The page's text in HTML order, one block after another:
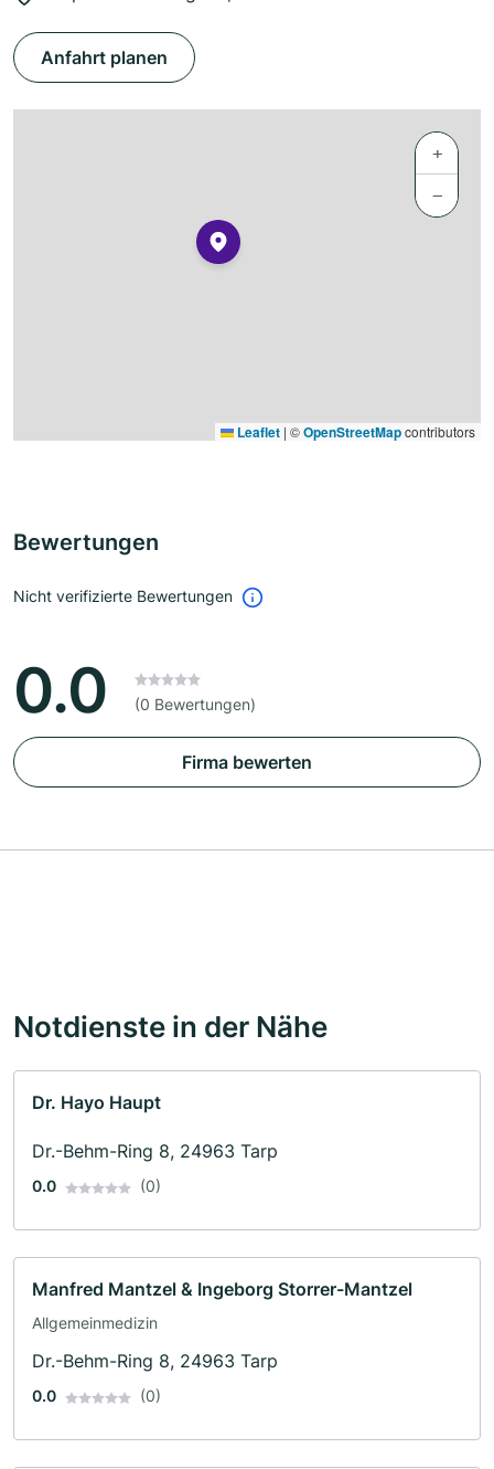
Anfahrt planen
+
−
Leaflet | ©OpenStreetMapcontributors
Bewertungen
Nicht verifizierte Bewertungen
0.0 (0 Bewertungen)
Firma bewerten
Notdienste in der Nähe
Dr. Hayo Haupt
Dr.-Behm-Ring 8, 24963 Tarp
0.0 (0)
Manfred Mantzel & Ingeborg Storrer-Mantzel
Allgemeinmedizin
Dr.-Behm-Ring 8, 24963 Tarp
0.0 (0)